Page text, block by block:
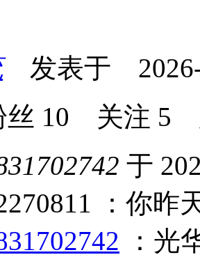
发表于 2026-
10 关注 5
于
：你昨
：光